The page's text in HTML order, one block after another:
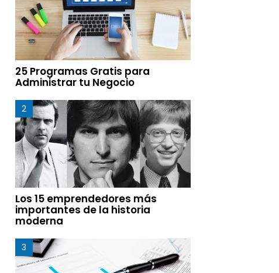
25 Programas Gratis para
Administrar tu Negocio
Los 15 emprendedores más
importantes de la historia
moderna